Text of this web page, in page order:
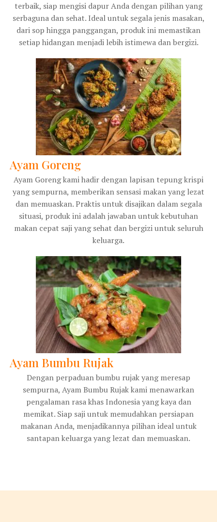
terbaik, siap mengisi dapur Anda dengan pilihan yang
serbaguna dan sehat. Ideal untuk segala jenis masakan,
dari sop hingga panggangan, produk ini memastikan
setiap hidangan menjadi lebih istimewa dan bergizi.
Ayam Goreng
Ayam Goreng kami hadir dengan lapisan tepung krispi
yang sempurna, memberikan sensasi makan yang lezat
dan memuaskan. Praktis untuk disajikan dalam segala
situasi, produk ini adalah jawaban untuk kebutuhan
makan cepat saji yang sehat dan bergizi untuk seluruh
keluarga.
Ayam Bumbu Rujak
Dengan perpaduan bumbu rujak yang meresap
sempurna, Ayam Bumbu Rujak kami menawarkan
pengalaman rasa khas Indonesia yang kaya dan
memikat. Siap saji untuk memudahkan persiapan
makanan Anda, menjadikannya pilihan ideal untuk
santapan keluarga yang lezat dan memuaskan.